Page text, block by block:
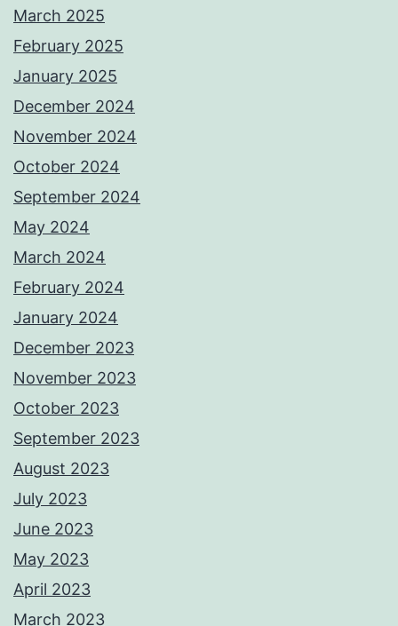
March 2025
February 2025
January 2025
December 2024
November 2024
October 2024
September 2024
May 2024
March 2024
February 2024
January 2024
December 2023
November 2023
October 2023
September 2023
August 2023
July 2023
June 2023
May 2023
April 2023
March 2023